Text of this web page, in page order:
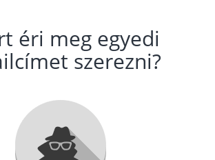
éri meg egyedi
szerezni?